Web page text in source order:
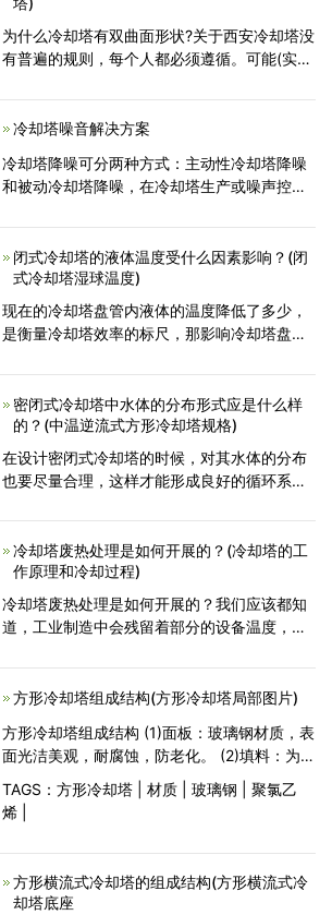
为什么冷却塔有双曲面形状?关于西安冷却塔没
有普遍的规则，每个人都必须遵循。可能(实际
象，特别是在发电厂和核电站，是双曲面形状
的冷却塔。为什
冷却塔噪音解决方案
冷却塔降噪可分两种方式：主动性冷却塔降噪
和被动冷却塔降噪，在冷却塔生产或噪声控制
特征。 我公司正在使用降噪技术在保证设备所
需技术参数的前
闭式冷却塔的液体温度受什么因素影响？(闭
式冷却塔湿球温度)
现在的冷却塔盘管内液体的温度降低了多少，
是衡量冷却塔效率的标尺，那影响冷却塔盘管
题，正规的闭式冷却塔制造厂家，根据多年的
实践，得出了许多重要因素
密闭式冷却塔中水体的分布形式应是什么样
的？(中温逆流式方形冷却塔规格)
在设计密闭式冷却塔的时候，对其水体的分布
也要尽量合理，这样才能形成良好的循环系
什么样的分布方式对于密闭式冷却塔水体来说
才是合理的呢？ 之所
冷却塔废热处理是如何开展的？(冷却塔的工
作原理和冷却过程)
冷却塔废热处理是如何开展的？我们应该都知
道，工业制造中会残留着部分的设备温度，并
后，才能够再一次的开展工作中，倘若忽视设
备温度的处理，工业设备运
方形冷却塔组成结构(方形冷却塔局部图片)
方形冷却塔组成结构 (1)面板：玻璃钢材质，表
面光洁美观，耐腐蚀，防老化。 (2)填料：为改
性聚氯乙烯双向点波片，热力性能好，气流阻
力小，刚性好，耐热75℃、耐寒、阻燃。 (3)
风机：叶片材质为合金铝板。风机气动力合
TAGS： 方形冷却塔| 材质| 玻璃钢
聚氯乙
烯|
方形横流式冷却塔的组成结构(方形横流式冷
却塔底座